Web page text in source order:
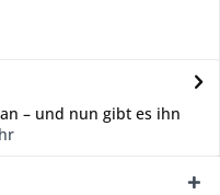
– und nun gibt es ihn